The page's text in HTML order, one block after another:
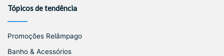
Tópicos de tendência
Promoções Relâmpago
Banho & Acessórios